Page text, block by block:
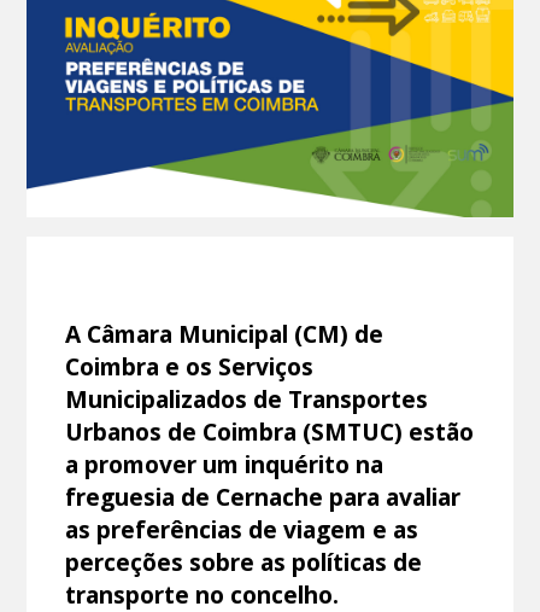
A Câmara Municipal (CM) de
Coimbra e os Serviços
Municipalizados de Transportes
Urbanos de Coimbra (SMTUC) estão
a promover um inquérito na
freguesia de Cernache para avaliar
as preferências de viagem e as
perceções sobre as políticas de
transporte no concelho.